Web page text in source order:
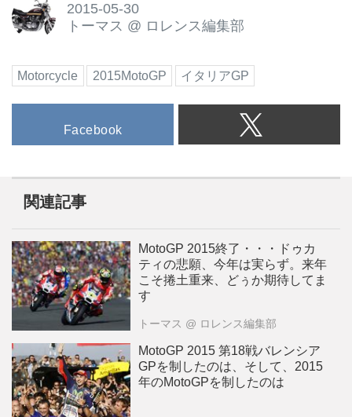
2015-05-30
トーマス @ ロレンス編集部
Motorcycle 2015MotoGP イタリアGP
Facebook
関連記事
MotoGP 2015終了・・・ドゥカ
ティの悲願、今年は実らず。来年
こそ捲土重来、どぅか期待してま
す
トーマス @ ロレンス編集部
MotoGP 2015 第18戦バレンシア
GPを制したのは、そして、2015
年のMotoGPを制したのは